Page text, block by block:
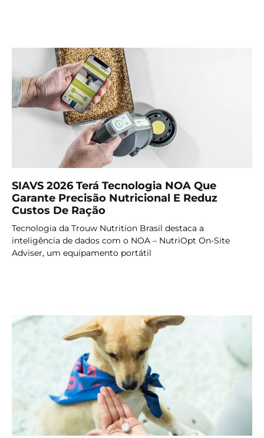
SIAVS 2026 Terá Tecnologia NOA Que
Garante Precisão Nutricional E Reduz
Custos De Ração
Tecnologia da Trouw Nutrition Brasil destaca a
inteligência de dados com o NOA – NutriOpt On-Site
Adviser, um equipamento portátil